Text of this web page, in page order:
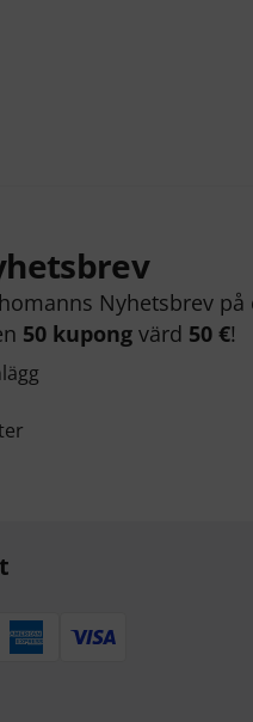
Nyhetsbrev på
50 kupong värd 50 €!